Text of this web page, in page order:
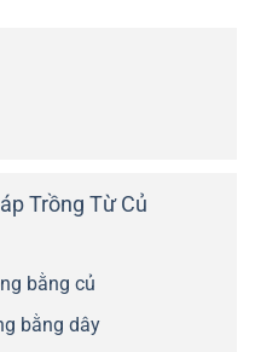
Trồng Từ Củ
bằng củ
bằng dây